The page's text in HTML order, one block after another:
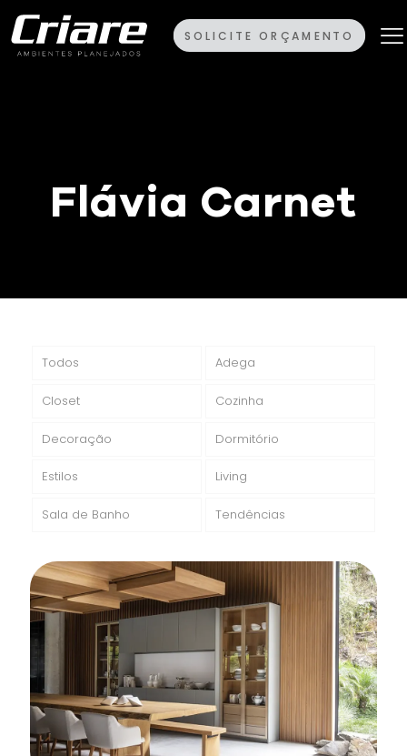
SOLICITE ORÇAMENTO
Flávia Carnet
Todos Adega
Closet Cozinha
Decoração Dormitório
Estilos Living
Sala de Banho Tendências